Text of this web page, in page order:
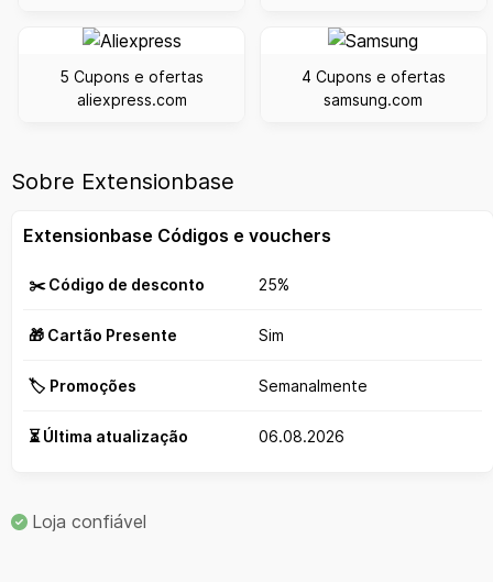
5 Cupons e ofertas
aliexpress.com
4 Cupons e ofertas
samsung.com
Sobre Extensionbase
Extensionbase Códigos e vouchers
✂️ Código de desconto 25%
🎁 Cartão Presente Sim
🏷️ Promoções Semanalmente
⏳ Última atualização 06.08.2026
Loja confiável